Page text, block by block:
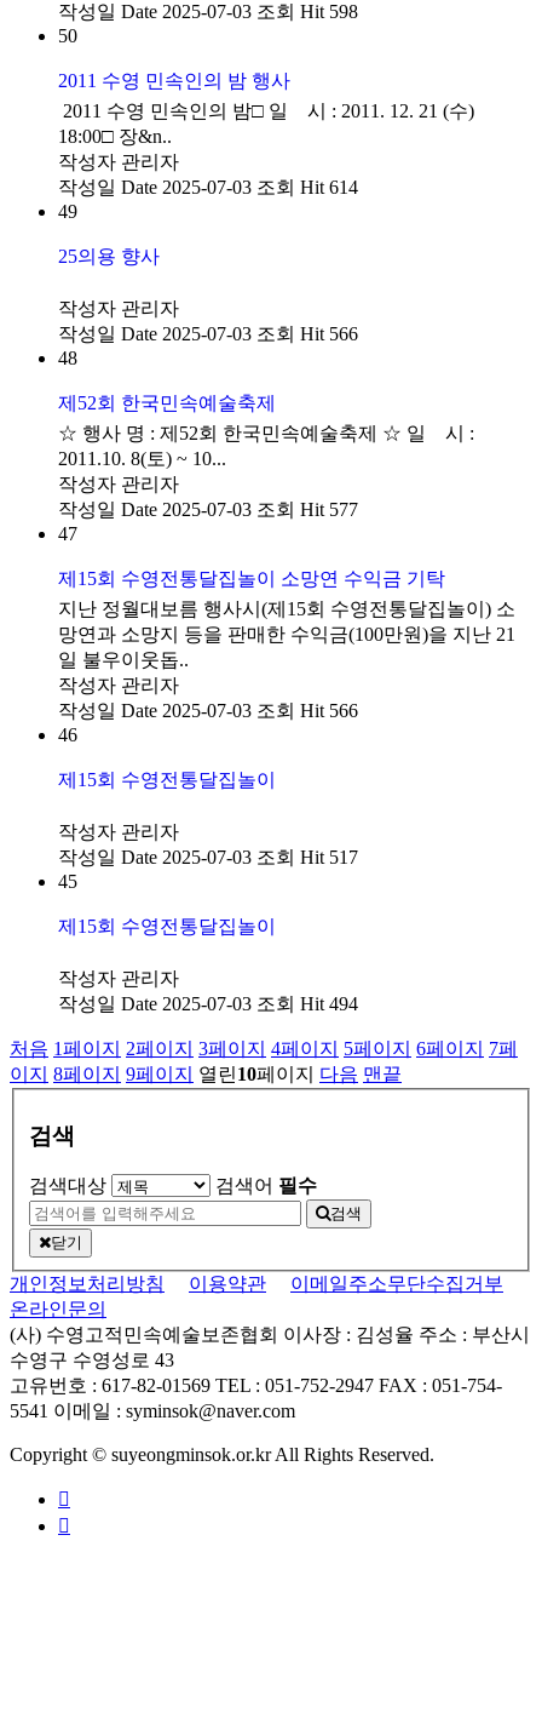
작성일 Date 2025-07-03 조회 Hit 598
50
2011 수영 민속인의 밤 행사
2011 수영 민속인의 밤□ 일 시 : 2011. 12. 21 (수)
18:00□ 장&n..
작성자 관리자
작성일 Date 2025-07-03 조회 Hit 614
49
25의용 향사
작성자 관리자
작성일 Date 2025-07-03 조회 Hit 566
48
제52회 한국민속예술축제
☆ 행사 명 : 제52회 한국민속예술축제 ☆ 일 시 :
2011.10. 8(토) ~ 10...
작성자 관리자
작성일 Date 2025-07-03 조회 Hit 577
47
제15회 수영전통달집놀이 소망연 수익금 기탁
지난 정월대보름 행사시(제15회 수영전통달집놀이) 소
망연과 소망지 등을 판매한 수익금(100만원)을 지난 21
일 불우이웃돕..
작성자 관리자
작성일 Date 2025-07-03 조회 Hit 566
46
제15회 수영전통달집놀이
작성자 관리자
작성일 Date 2025-07-03 조회 Hit 517
45
제15회 수영전통달집놀이
작성자 관리자
작성일 Date 2025-07-03 조회 Hit 494
처음 1페이지 2페이지 3페이지 4페이지 5페이지 6페이지 7페
이지 8페이지 9페이지 열린10페이지 다음 맨끝
검색
검색대상 검색어 필수
검색
닫기
개인정보처리방침 이용약관
이메일주소무단수집거부
온라인문의
(사) 수영고적민속예술보존협회 이사장 : 김성율 주소 : 부산시
수영구 수영성로 43
고유번호 : 617-82-01569 TEL : 051-752-2947 FAX : 051-754-
5541 이메일 : syminsok@naver.com
Copyright © suyeongminsok.or.kr All Rights Reserved.